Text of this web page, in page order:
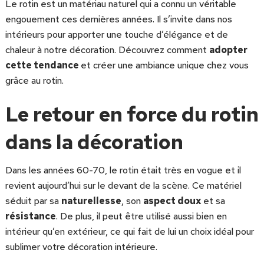
Le rotin est un matériau naturel qui a connu un véritable
engouement ces dernières années. Il s’invite dans nos
intérieurs pour apporter une touche d’élégance et de
chaleur à notre décoration. Découvrez comment adopter
cette tendance et créer une ambiance unique chez vous
grâce au rotin.
Le retour en force du rotin
dans la décoration
Dans les années 60-70, le rotin était très en vogue et il
revient aujourd’hui sur le devant de la scène. Ce matériel
séduit par sa naturellesse, son aspect douxet sa
résistance. De plus, il peut être utilisé aussi bien en
intérieur qu’en extérieur, ce qui fait de lui un choix idéal pour
sublimer votre décoration intérieure.